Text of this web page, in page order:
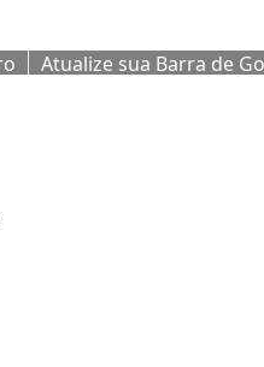
Atualize sua Barra de